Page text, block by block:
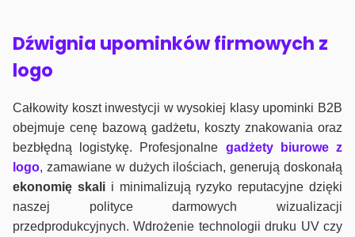
Dźwignia upominków firmowych z
logo
Całkowity koszt inwestycji w wysokiej klasy upominki B2B
obejmuje cenę bazową gadżetu, koszty znakowania oraz
bezbłędną logistykę. Profesjonalne gadżety biurowe z
logo, zamawiane w dużych ilościach, generują doskonałą
ekonomię skalii minimalizują ryzyko reputacyjne dzięki
naszej polityce darmowych wizualizacji
przedprodukcyjnych. Wdrożenie technologii druku UV czy